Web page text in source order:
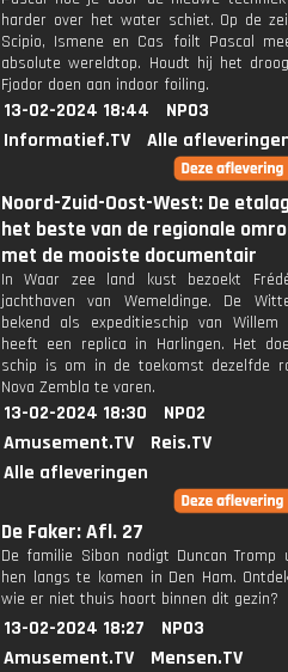
harder over het water schiet. Op de
Scipio, Ismene en Cas foilt Pascal
absolute wereldtop. Houdt hij het
Fjodor doen aan indoor foiling.
13-02-2024 18:44
NPO3
Informatief.TV
Alle
Noord-Zuid-Oost-West: De
het beste van de regionale
met de mooiste documentair
In Waar zee land kust bezoekt
jachthaven van Wemeldinge. De
bekend als expeditieschip van Willem
heeft een replica in Harlingen. Het
schip is om in de toekomst dezelfde
Nova Zembla te varen.
13-02-2024 18:30
NPO2
Amusement.TV
Reis.TV
Alle afleveringen
De Faker: Afl. 27
De familie Sibon nodigt Duncan
hen langs te komen in Den Ham.
wie er niet thuis hoort binnen dit gezin?
13-02-2024 18:27
NPO3
Amusement.TV
Mensen.TV